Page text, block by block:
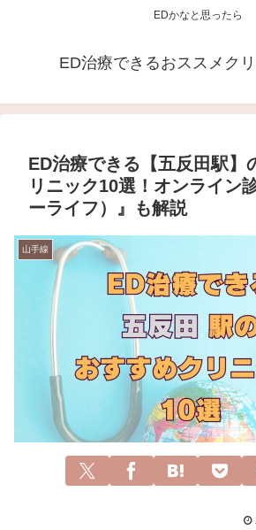
EDかなと思ったら
ED治療できるおススメク
ED治療できる【五反田駅】
リニック10選！オンライン
ーライフ）』も解説
山手線